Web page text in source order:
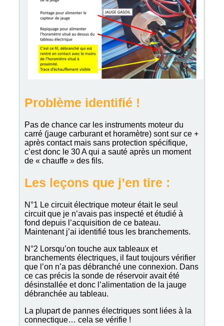
Problème identifié !
Pas de chance car les instruments moteur du
carré (jauge carburant et horamètre) sont sur ce +
après contact mais sans protection spécifique,
c’est donc le 30 A qui a sauté après un moment
de « chauffe » des fils.
Les leçons que j’en tire :
N°1 Le circuit électrique moteur était le seul
circuit que je n’avais pas inspecté et étudié à
fond depuis l’acquisition de ce bateau.
Maintenant j’ai identifié tous les branchements.
N°2 Lorsqu’on touche aux tableaux et
branchements électriques, il faut toujours vérifier
que l’on n’a pas débranché une connexion. Dans
ce cas précis la sonde de réservoir avait été
désinstallée et donc l’alimentation de la jauge
débranchée au tableau.
La plupart de pannes électriques sont liées à la
connectique… cela se vérifie !